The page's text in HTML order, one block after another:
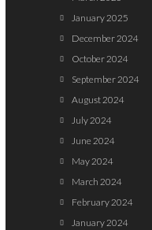
January 2025
December 2024
October 2024
September 2024
August 2024
July 2024
June 2024
May 2024
March 2024
February 2024
January 2024